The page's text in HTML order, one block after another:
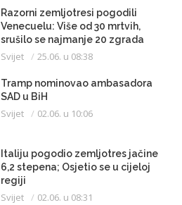
Razorni zemljotresi pogodili
Venecuelu: Više od 30 mrtvih,
srušilo se najmanje 20 zgrada
Svijet 25.06. u 08:38
Tramp nominovao ambasadora
SAD u BiH
Svijet 02.06. u 10:06
Italiju pogodio zemljotres jačine
6,2 stepena; Osjetio se u cijeloj
regiji
Svijet 02.06. u 08:31